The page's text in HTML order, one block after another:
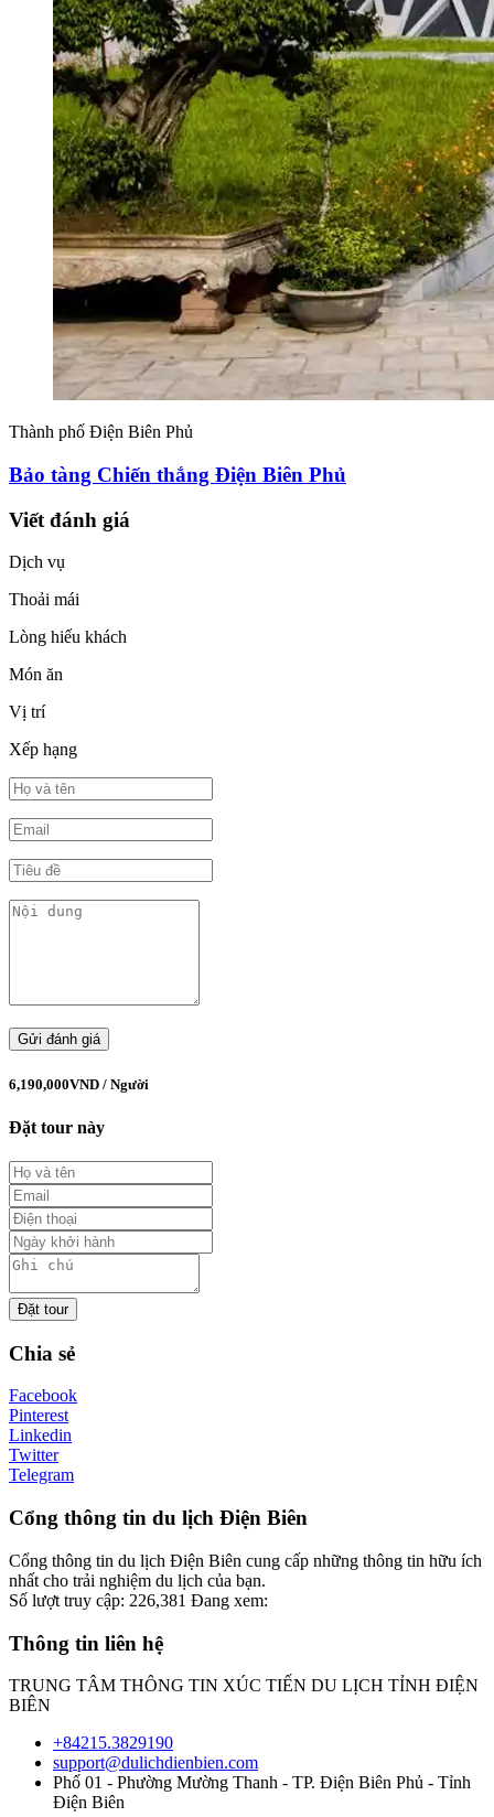
Thành phố Điện Biên Phủ
Bảo tàng Chiến thắng Điện Biên Phủ
Viết đánh giá
Dịch vụ
Thoải mái
Lòng hiếu khách
Món ăn
Vị trí
Xếp hạng
6,190,000VND / Người
Đặt tour này
Chia sẻ
Facebook
Pinterest
Linkedin
Twitter
Telegram
Cổng thông tin du lịch Điện Biên
Cổng thông tin du lịch Điện Biên cung cấp những thông tin hữu ích
nhất cho trải nghiệm du lịch của bạn.
Số lượt truy cập: 226,381 Đang xem:
Thông tin liên hệ
TRUNG TÂM THÔNG TIN XÚC TIẾN DU LỊCH TỈNH ĐIỆN
BIÊN
+84215.3829190
support@dulichdienbien.com
Phố 01 - Phường Mường Thanh - TP. Điện Biên Phủ - Tỉnh
Điện Biên